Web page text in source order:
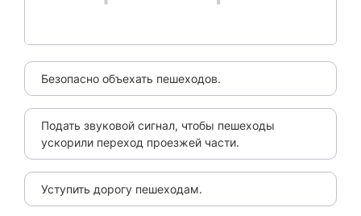
Безопасно объехать пешеходов.
Подать звуковой сигнал, чтобы пешеходы
ускорили переход проезжей части.
Уступить дорогу пешеходам.